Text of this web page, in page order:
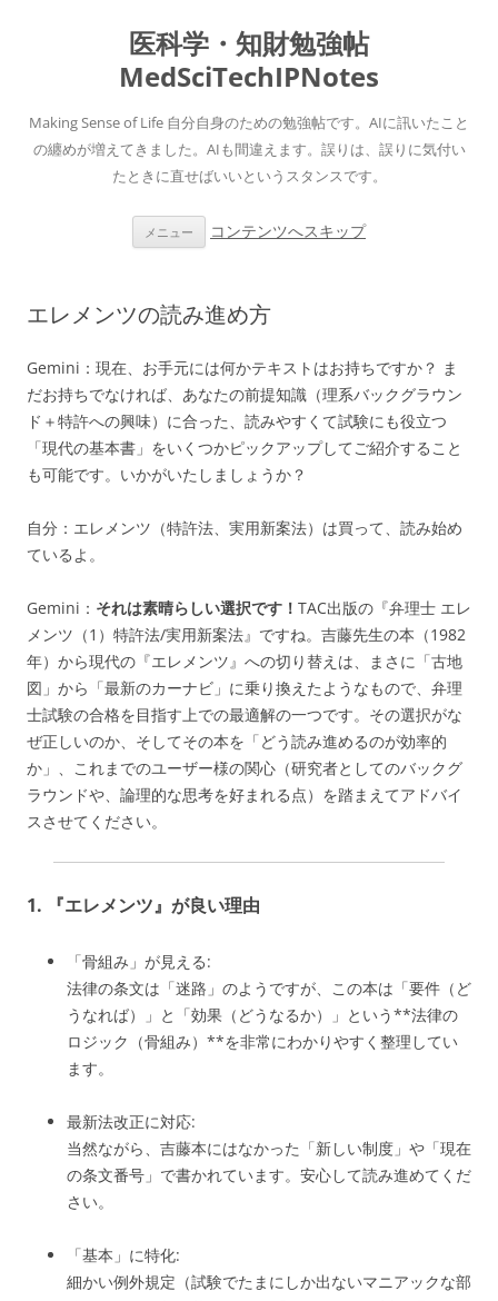
医科学・知財勉強帖
MedSciTechIPNotes
Making Sense of Life 自分自身のための勉強帖です。AIに訊いたこと
の纏めが増えてきました。AIも間違えます。誤りは、誤りに気付い
たときに直せばいいというスタンスです。
メニュー コンテンツへスキップ
エレメンツの読み進め方
Gemini：現在、お手元には何かテキストはお持ちですか？ ま
だお持ちでなければ、あなたの前提知識（理系バックグラウン
ド＋特許への興味）に合った、読みやすくて試験にも役立つ
「現代の基本書」をいくつかピックアップしてご紹介すること
も可能です。いかがいたしましょうか？
自分： エレメンツ（特許法、実用新案法）は買って、読み始め
ているよ。
Gemini： それは素晴らしい選択です！ TAC出版の『弁理士 エレ
メンツ（1）特許法/実用新案法』ですね。 吉藤先生の本（1982
年）から現代の『エレメンツ』への切り替えは、まさに「古地
図」から「最新のカーナビ」に乗り換えたようなもので、弁理
士試験の合格を目指す上での最適解の一つです。 その選択がな
ぜ正しいのか、そしてその本を「どう読み進めるのが効率的
か」、これまでのユーザー様の関心（研究者としてのバックグ
ラウンドや、論理的な思考を好まれる点）を踏まえてアドバイ
スさせてください。
1. 『エレメンツ』が良い理由
「骨組み」が見える:
法律の条文は「迷路」のようですが、この本は「要件（ど
うなれば）」と「効果（どうなるか）」という**法律の
ロジック（骨組み）**を非常にわかりやすく整理してい
ます。
最新法改正に対応:
当然ながら、吉藤本にはなかった「新しい制度」や「現在
の条文番号」で書かれています。安心して読み進めてくだ
さい。
「基本」に特化:
細かい例外規定（試験でたまにしか出ないマニアックな部